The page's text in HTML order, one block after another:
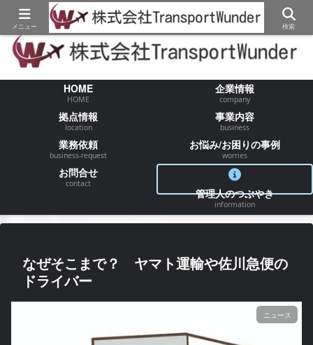
【物流/運送/配送】でお困りの事が御座いましたらお気軽にご相談ください
HOME
HOME
企業情報
company
拠点情報
location
事業内容
business
業務依頼
business-request
お悩み/お困りの事例
worries
お問合せ
contact
管理人のつぶやき
information
なぜそこまで？ ヤマト運輸や佐川急便の
ドライバー
ニュース
メニュー 検索